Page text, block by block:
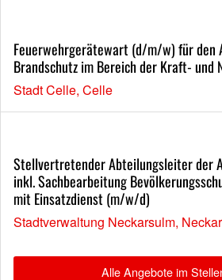
Feuerwehrgerätewart (d/m/w) für den
Brandschutz im Bereich der Kraft-
Stadt Celle, Celle
Stellvertretender Abteilungsleiter der
inkl. Sachbearbeitung
mit Einsatzdienst (m/w/d)
Stadtverwaltung Neckarsulm,
Alle Angebote im